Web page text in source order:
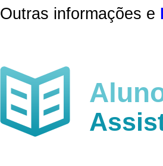
Outras informações e